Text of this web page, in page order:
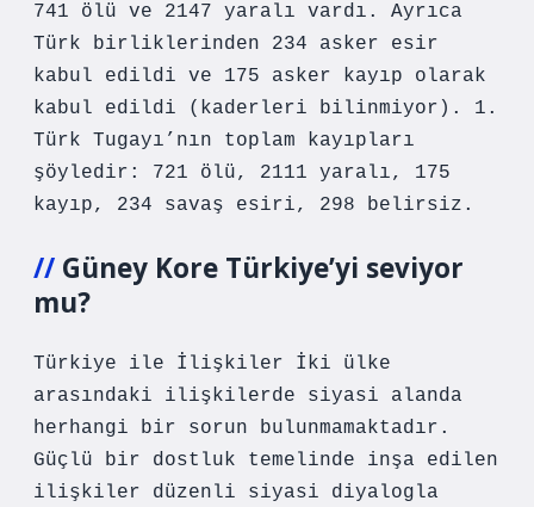
741 ölü ve 2147 yaralı vardı. Ayrıca
Türk birliklerinden 234 asker esir
kabul edildi ve 175 asker kayıp olarak
kabul edildi (kaderleri bilinmiyor). 1.
Türk Tugayı’nın toplam kayıpları
şöyledir: 721 ölü, 2111 yaralı, 175
kayıp, 234 savaş esiri, 298 belirsiz.
Güney Kore Türkiye’yi seviyor
mu?
Türkiye ile İlişkiler İki ülke
arasındaki ilişkilerde siyasi alanda
herhangi bir sorun bulunmamaktadır.
Güçlü bir dostluk temelinde inşa edilen
ilişkiler düzenli siyasi diyalogla